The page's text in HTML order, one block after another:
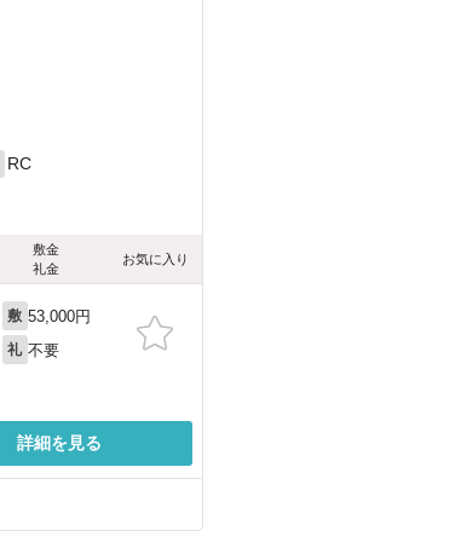
RC
敷金
礼金
お気に入り
敷 53,000円
礼 不要
詳細を見る